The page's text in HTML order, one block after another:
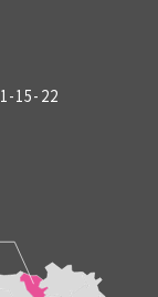
15-22